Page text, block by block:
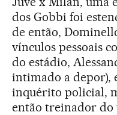
dos Gobbi foi
de então,
vínculos pessoais
do estádio,
intimado a depor),
inquérito policial,
então treinador do